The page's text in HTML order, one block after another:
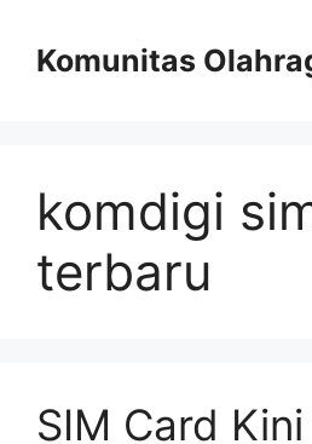
contentKomunitas
komdigi
terbaru
SIM Card